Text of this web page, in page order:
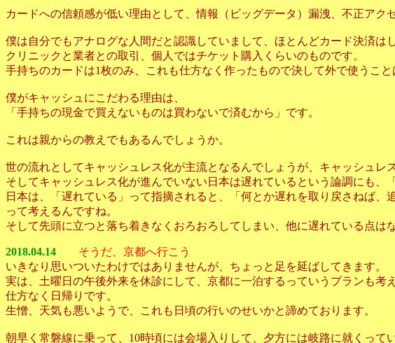
カードへの信頼感が低い理由として、情報（ビッグデータ）漏洩、不正アク
僕は自分でもアナログな人間だと認識していまして、ほとんどカード決済は
クリニックと業者との取引、個人ではチケット購入くらいのものです。
手持ちのカードは1枚のみ、これも仕方なく作ったもので決して外で使うこ
僕がキャッシュにこだわる理由は、
「手持ちの現金で買えないものは買わないで済むから」です。
これは親からの教えでもあるんでしょうか。
世の流れとしてキャッシュレス化が主流となるんでしょうが、キャッシュレ
そしてキャッシュレス化が進んでいない日本は遅れているという論調にも、
日本は、「遅れている」って指摘されると、「何とか遅れを取り戻さねば、
って考えるんですね。
そして先頭に立つと落ち着きなくおろおろしてしまい、他に遅れている点は
2018.04.14
そうだ、京都へ行こう
いきなり思いついたわけではありませんが、ちょっと足を延ばしてきます。
実は、土曜日の午後外来を休診にして、京都に一泊するっていうプランも
仕方なく日帰りです。
生憎、天気も悪いようで、これも日頃の行いのせいかと諦めております。
朝早く常磐線に乗って、10時頃には会場入りして、夕方には岐路に就くって